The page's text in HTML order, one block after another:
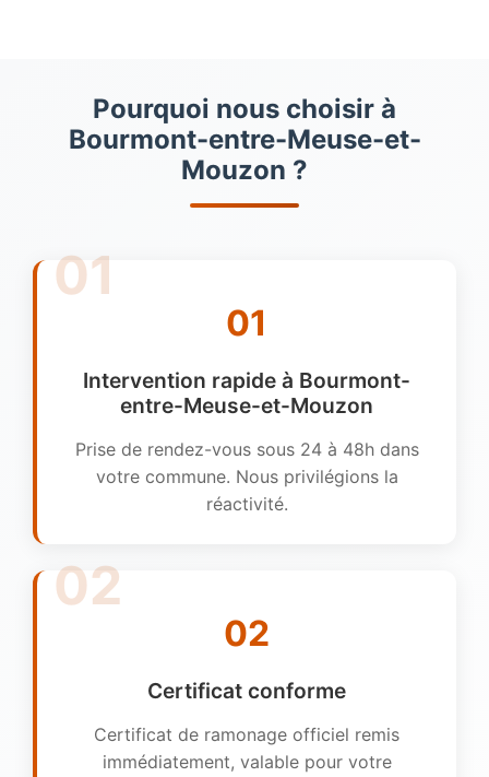
Pourquoi nous choisir à
Bourmont-entre-Meuse-et-
Mouzon ?
01
Intervention rapide à Bourmont-
entre-Meuse-et-Mouzon
Prise de rendez-vous sous 24 à 48h dans
votre commune. Nous privilégions la
réactivité.
02
Certificat conforme
Certificat de ramonage officiel remis
immédiatement, valable pour votre